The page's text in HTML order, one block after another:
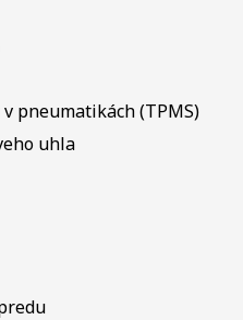
pneumatikách (TPMS)
uhla